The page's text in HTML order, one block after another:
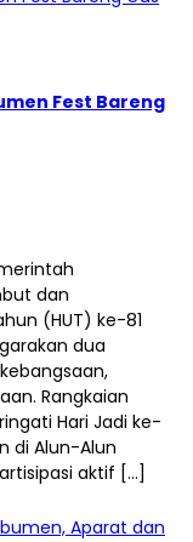
Fest Bareng
dan
(HUT) ke-81
dua
Rangkaian
Hari Jadi ke-
di Alun-Alun
aktif […]